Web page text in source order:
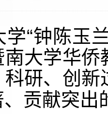
“钟陈玉
南大学华
研、创
贡献突出